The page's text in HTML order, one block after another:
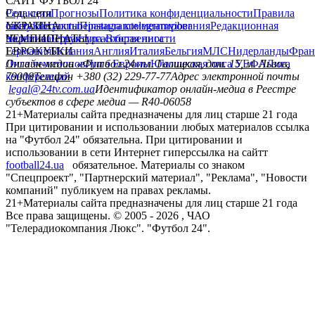
РедакцияПрогнозыПолитика конфиденциальностиПравила
сайтуКонтактыПравила комментированияРедакционная
политикаСтруктура собственности
Соц. сети
facebookxyoutubeinstagramtelegramviber
УКРАИНА
УкраинаПервая лигаВторая лига
ЧЕМПИОНАТЫ
ГерманияИспанияАнглияИталияБельгияМЛСНидерланды
ЕВРОКУБКИ
Лига чемпионовЛига ЕвропыЮношеская лига УЕФАЛига
конференций
Онлайн-медиа «Футбол 24»пл. Галицкая, дом. 15, м. Львов,
79008Телефон +380 (32) 229-77-77Адрес электронной почты
legal@24tv.com.uaИдентификатор онлайн-медиа в Реестре
субъектов в сфере медиа — R40-06058
21+Материалы сайта предназначены для лиц старше 21 года
При цитировании и использовании любых материалов ссылка
на "Футбол 24" обязательна. При цитировании и
использовании в сети Интернет гиперссылка на сайтт
football24.ua
обязательное. Материалы со знаком
"Спецпроект", "Партнерский материал", "Реклама", "Новости
компаний" публикуем на правах рекламы.
21+Материалы сайта предназначены для лиц старше 21 года
Все права защищены. © 2005 - 2026 , ЧАО
"Телерадиокомпания Люкс". "Футбол 24".